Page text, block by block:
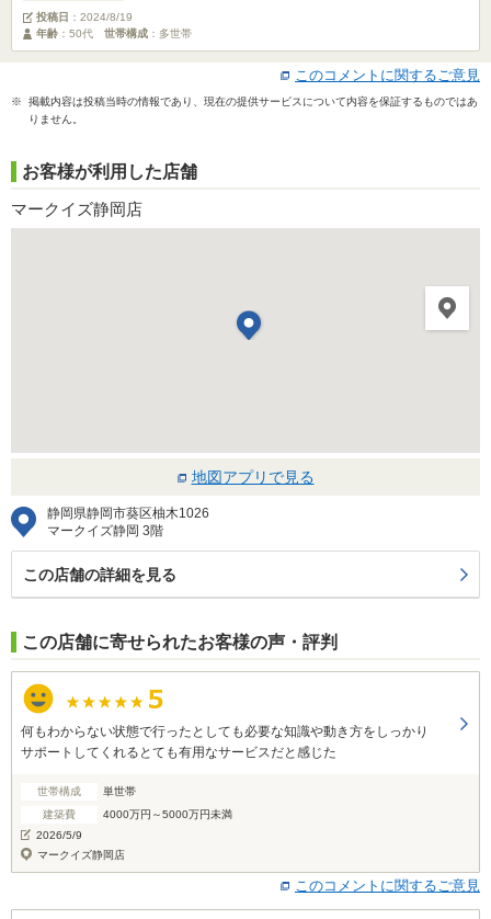
投稿日 ： 2024/8/19
年齢 ：50代 世帯構成 ：多世帯
このコメントに関するご意見
※ 掲載内容は投稿当時の情報であり、現在の提供サービスについて内容を保証するものではあ
りません。
お客様が利用した店舗
マークイズ静岡店
地図アプリで見る
静岡県静岡市葵区柚木1026
マークイズ静岡 3階
この店舗の詳細を見る
この店舗に寄せられたお客様の声・評判
何もわからない状態で行ったとしても必要な知識や動き方をしっかり
サポートしてくれるとても有用なサービスだと感じた
世帯構成
単世帯
建築費
4000万円～5000万円未満
2026/5/9
マークイズ静岡店
このコメントに関するご意見